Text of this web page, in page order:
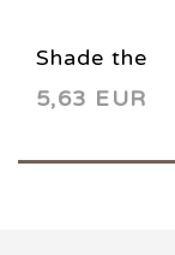
Shade the
Changing
5,63 EUR